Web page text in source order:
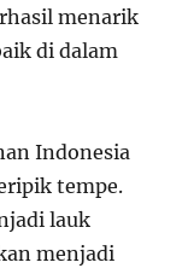
menarik
di dalam
Indonesia
tempe.
lauk
menjadi